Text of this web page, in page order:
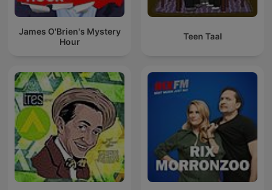
James O'Brien's Mystery
Hour
Teen Taal